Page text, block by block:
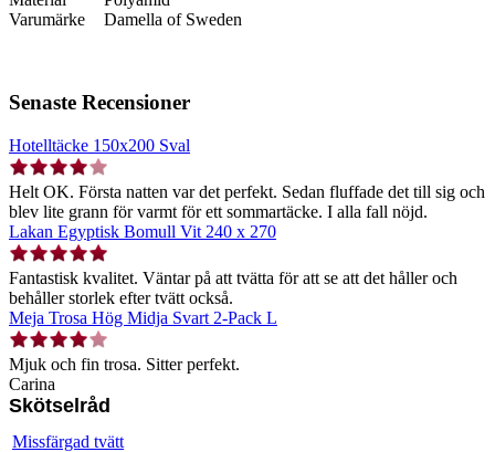
Varumärke
Damella of Sweden
Senaste Recensioner
Hotelltäcke 150x200 Sval
Helt OK. Första natten var det perfekt. Sedan fluffade det till sig och
blev lite grann för varmt för ett sommartäcke. I alla fall nöjd.
Lakan Egyptisk Bomull Vit 240 x 270
Fantastisk kvalitet. Väntar på att tvätta för att se att det håller och
behåller storlek efter tvätt också.
Meja Trosa Hög Midja Svart 2-Pack L
Mjuk och fin trosa. Sitter perfekt.
Carina
Skötselråd
Missfärgad tvätt